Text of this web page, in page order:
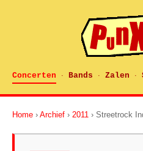
Concerten · Bands · Zalen ·
Home › Archief › 2011 › Streetrock